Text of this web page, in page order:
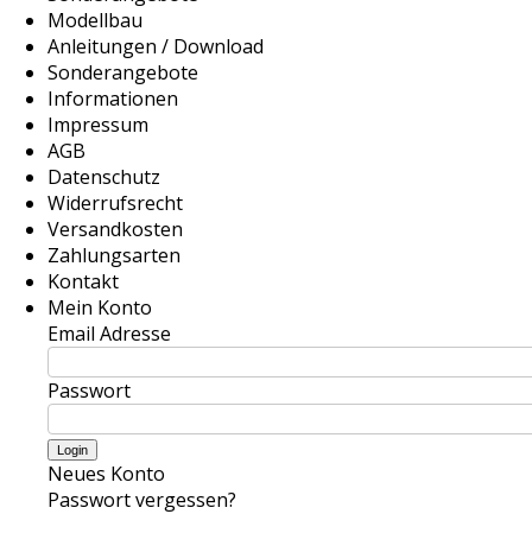
Modellbau
Anleitungen / Download
Sonderangebote
Informationen
Impressum
AGB
Datenschutz
Widerrufsrecht
Versandkosten
Zahlungsarten
Kontakt
Mein Konto
Email Adresse
Passwort
Neues Konto
Passwort vergessen?